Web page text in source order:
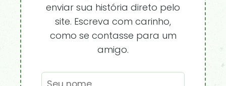
enviar sua história direto pelo
site. Escreva com carinho,
como se contasse para um
amigo.